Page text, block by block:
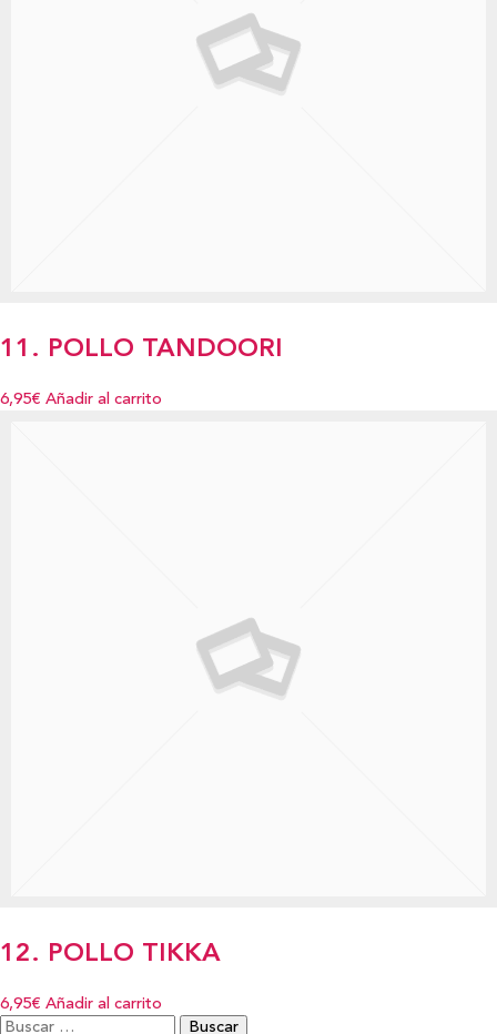
11. POLLO TANDOORI
6,95€ Añadir al carrito
12. POLLO TIKKA
6,95€ Añadir al carrito
Buscar: